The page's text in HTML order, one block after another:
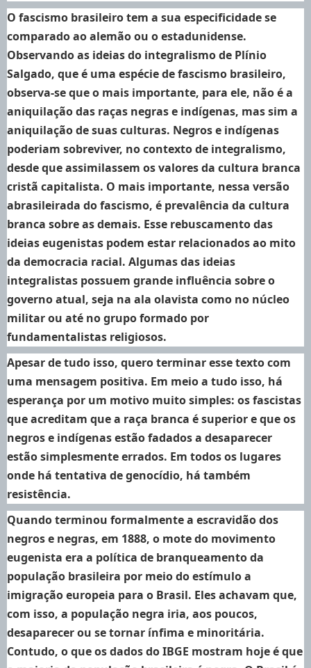
O fascismo brasileiro tem a sua especificidade se
comparado ao alemão ou o estadunidense.
Observando as ideias do integralismo de Plínio
Salgado, que é uma espécie de fascismo brasileiro,
observa-se que o mais importante, para ele, não é a
aniquilação das raças negras e indígenas, mas sim a
aniquilação de suas culturas. Negros e indígenas
poderiam sobreviver, no contexto de integralismo,
desde que assimilassem os valores da cultura branca
cristã capitalista. O mais importante, nessa versão
abrasileirada do fascismo, é prevalência da cultura
branca sobre as demais. Esse rebuscamento das
ideias eugenistas podem estar relacionados ao mito
da democracia racial. Algumas das ideias
integralistas possuem grande influência sobre o
governo atual, seja na ala olavista como no núcleo
militar ou até no grupo formado por
fundamentalistas religiosos.
Apesar de tudo isso, quero terminar esse texto com
uma mensagem positiva. Em meio a tudo isso, há
esperança por um motivo muito simples: os fascistas
que acreditam que a raça branca é superior e que os
negros e indígenas estão fadados a desaparecer
estão simplesmente errados. Em todos os lugares
onde há tentativa de genocídio, há também
resistência.
Quando terminou formalmente a escravidão dos
negros e negras, em 1888, o mote do movimento
eugenista era a política de branqueamento da
população brasileira por meio do estímulo a
imigração europeia para o Brasil. Eles achavam que,
com isso, a população negra iria, aos poucos,
desaparecer ou se tornar ínfima e minoritária.
Contudo, o que os dados do IBGE mostram hoje é que